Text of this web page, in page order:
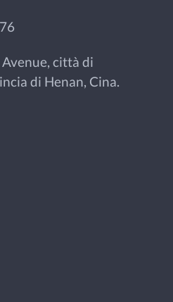
città di
di Henan, Cina.